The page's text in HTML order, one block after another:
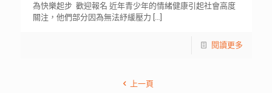
為快樂起步 歡迎報名 近年青少年的情緒健康引起社會高度
關注，他們部分因為無法紓緩壓力 […]
閱讀更多
上一頁